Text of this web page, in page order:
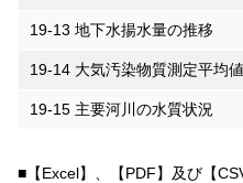
19-13 地下水揚水量の推移
19-14 大気汚染物質測定平均値
19-15 主要河川の水質状況
■【Excel】、【PDF】及び【